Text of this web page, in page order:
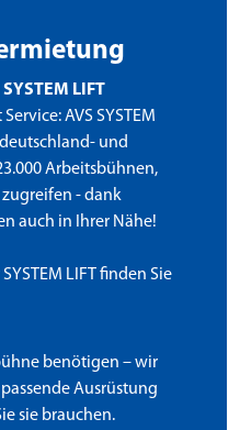
SYSTEM LIFT
AVS SYSTEM
und
Arbeitsbühnen,
- dank
auch in Ihrer Nähe!
LIFT finden Sie
benötigen – wir
Ausrüstung
sie brauchen.